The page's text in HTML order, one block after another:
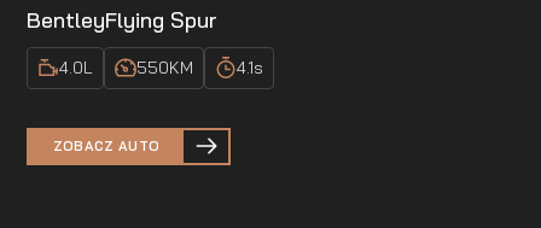
BentleyFlying Spur
4.0L 550KM 4.1s
ZOBACZ AUTO